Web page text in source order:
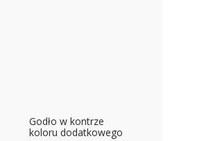
Godło w kontrze
koloru dodatkowego